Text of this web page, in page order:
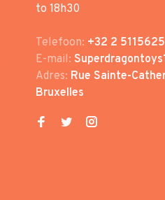
to 18h30
Telefoon: +32 2 5115625
E-mail:
Adres: Rue Sainte-
Bruxelles